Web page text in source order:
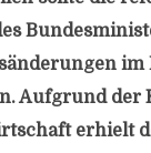
im
Aufgrund der
erhielt